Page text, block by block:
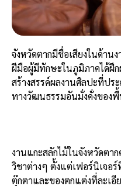
จังหวัดตากมีชื่อเสียงในด้าน
ฝีมือผู้มีทักษะในภูมิภาคได้ฝึ
สร้างสรรค์ผลงานศิลปะที่ปร
ทางวัฒนธรรมอันมั่งคั่งของ
งานแกะสลักไม้ในจังหวัดต
วิชาต่างๆ ตั้งแต่เฟอร์นิเจอ
ตุ๊กตาและของตกแต่งที่ละเอี